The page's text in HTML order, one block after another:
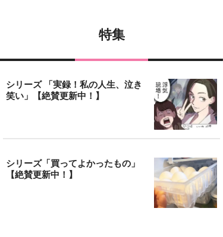
特集
シリーズ 「実録！私の人生、泣き
笑い」【絶賛更新中！】
シリーズ「買ってよかったもの」
【絶賛更新中！】